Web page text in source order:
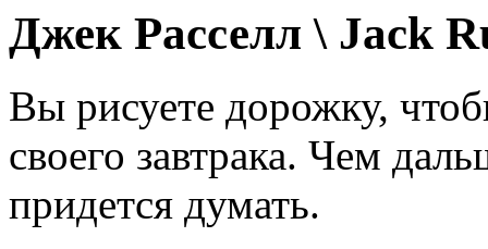
Джек Расселл \ Jack
Вы рисуете дорожку,
своего завтрака. Чем
придется думать.